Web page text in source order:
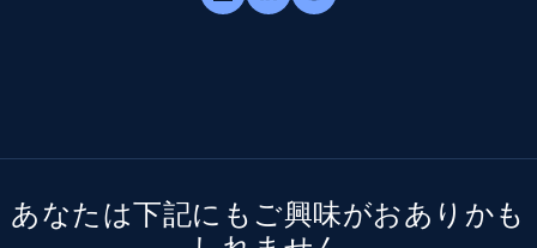
あなたは下記にもご興味がおありかも